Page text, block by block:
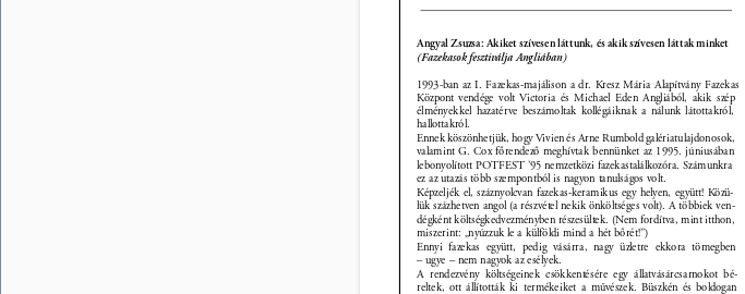
Angyal Zsuzsa: Akiket szívesen láttunk, és akik szívesen láttak minket
(Fazekasok fesztiválja Angliában)
1993-ban az I. Fazekas-majálison a dr. Kresz Mária Alapítvány Fazekas
Központ vendége volt Victoria és Michael Eden Angliából, akik szép
élményekkel hazatérve beszámoltak kollégáiknak a nálunk látottakról,
hallottakról.
Ennek köszönhetjük, hogy Vivien és Arne Rumbold galériatulajdonosok,
valamint G. Cox főrendező meghívtak bennünket az 1995. júniusában
lebonyolított POTFEST ’95 nemzetközi fazekastalálkozóra. Számunkra
ez az utazás több szempontból is nagyon tanulságos volt.
Képzeljék el, száznyolcvan fazekas-keramikus egy helyen, együtt! Közü-
lük százhetven angol (a részvétel nekik önköltséges volt). A többiek ven-
dégként költségkedvezményben részesültek. (Nem fordítva, mint itthon,
miszerint: „nyúzzuk le a külföldi mind a hét bőrét!”)
Ennyi fazekas együtt, pedig vásárra, nagy üzletre ekkora tömegben
– ugye – nem nagyok az esélyek.
A rendezvény költségeinek csökkentésére egy állatvásárcsarnokot bé-
reltek, ott állították ki termékeiket a művészek. Büszkén és boldogan